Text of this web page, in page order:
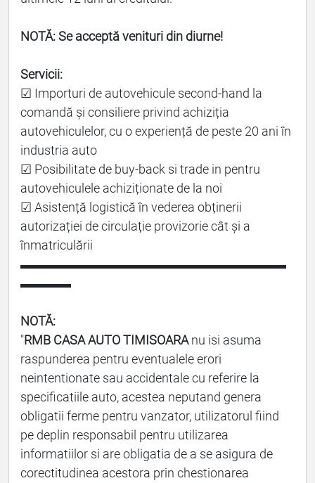
NOTĂ: Se acceptă venituri din diurne!
Servicii:
☑ Importuri de autovehicule second-hand la
comandă și consiliere privind achiziția
autovehiculelor, cu o experiență de peste 20 ani în
industria auto
☑ Posibilitate de buy-back si trade in pentru
autovehiculele achiziționate de la noi
☑ Asistență logistică în vederea obținerii
autorizației de circulație provizorie cât și a
înmatriculării
▬▬▬▬▬▬▬▬▬▬▬▬▬▬▬▬▬▬▬▬▬
▬▬▬▬
NOTĂ:
"RMB CASA AUTO TIMISOARAnu isi asuma
raspunderea pentru eventualele erori
neintentionate sau accidentale cu referire la
specificatiile auto, acestea neputand genera
obligatii ferme pentru vanzator, utilizatorul fiind
pe deplin responsabil pentru utilizarea
informatiilor si are obligatia de a se asigura de
corectitudinea acestora prin chestionarea